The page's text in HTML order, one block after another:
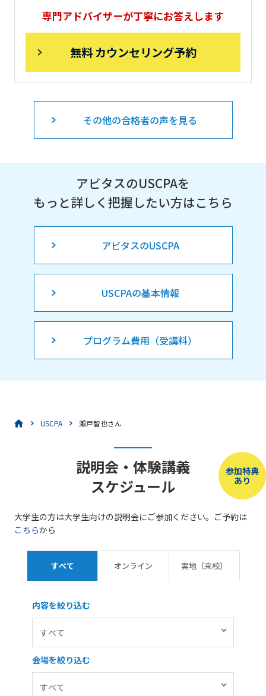
専門アドバイザーが丁寧にお答えします
無料 カウンセリング予約
その他の合格者の声を見る
アビタスのUSCPAを
もっと詳しく把握したい方はこちら
アビタスのUSCPA
USCPAの基本情報
プログラム費用（受講料）
USCPA 瀬戸智也さん
参加特典
あり
説明会・体験講義
スケジュール
大学生の方は大学生向けの説明会にご参加ください。ご予約は
こちらから
すべて オンライン 実地（来校）
内容を絞り込む
会場を絞り込む